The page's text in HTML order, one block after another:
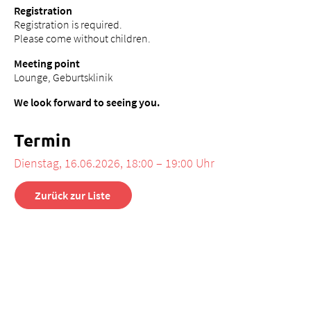
Qualität
Fachbereiche
Personen
Veranstaltungen & Kurse
Notaufnahme
Registration
Registration is required.
Please come without children.
Meeting point
Lounge, Geburtsklinik
We look forward to seeing you.
Termin
Dienstag, 16.06.2026, 18:00 – 19:00 Uhr
Zurück zur Liste